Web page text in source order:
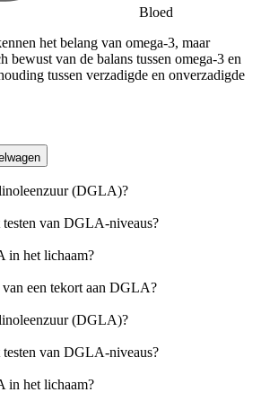
Bloed
het belang van omega-3, maar
bewust van de balans tussen omega-3 en
tussen verzadigde en onverzadigde
(DGLA)?
van DGLA-niveaus?
in het lichaam?
een tekort aan DGLA?
(DGLA)?
van DGLA-niveaus?
in het lichaam?